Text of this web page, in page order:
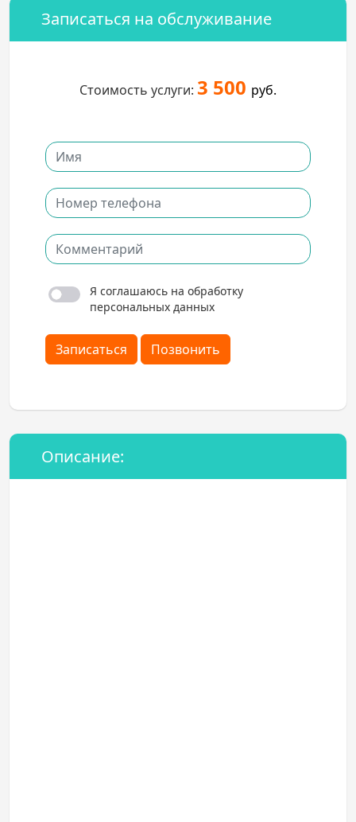
Записаться на обслуживание
Стоимость услуги: 3 500 руб.
Я соглашаюсь на обработку
персональных данных
Записаться Позвонить
Описание: